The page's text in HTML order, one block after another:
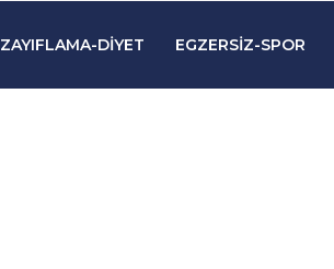
ZAYIFLAMA-DIYET EGZERSIZ-SPOR